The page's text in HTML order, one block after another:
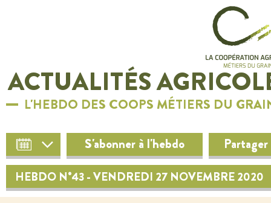
ACTUALITÉS
L'HEBDO DES COOPS MÉTIERS DU
S'abonner à l'hebdo Partager
HEBDO N°43 - VENDREDI 27 NOVEMBRE 2020